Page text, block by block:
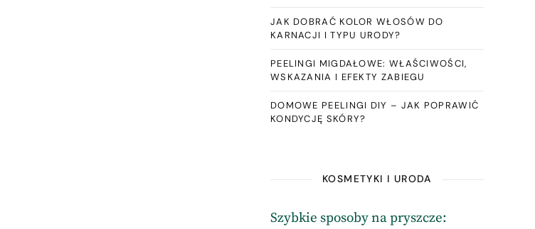
JAK DOBRAĆ KOLOR WŁOSÓW DO
KARNACJI I TYPU URODY?
PEELINGI MIGDAŁOWE: WŁAŚCIWOŚCI,
WSKAZANIA I EFEKTY ZABIEGU
DOMOWE PEELINGI DIY – JAK POPRAWIĆ
KONDYCJĘ SKÓRY?
KOSMETYKI I URODA
Szybkie sposoby na pryszcze: